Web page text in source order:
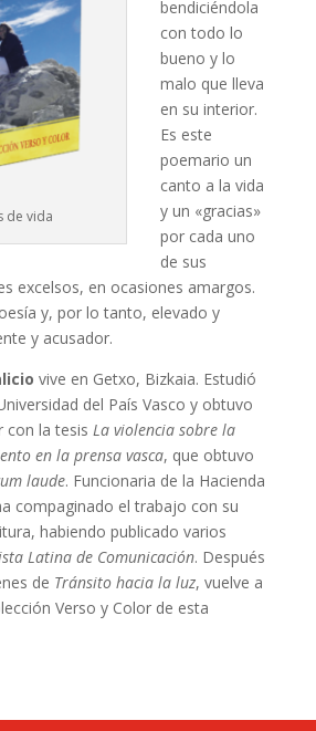
de vida
bendiciéndola
con todo lo
bueno y lo
malo que lleva
en su interior.
Es este
poemario un
canto a la vida
y un «gracias»
por cada uno
de sus
excelsos, en ocasiones amargos.
y, por lo tanto, elevado y
y acusador.
vive en Getxo, Bizkaia. Estudió
del País Vasco y obtuvo
con la tesis La violencia sobre la
en la prensa vasca, que obtuvo
laude. Funcionaria de la Hacienda
compaginado el trabajo con su
habiendo publicado varios
Latina de Comunicación. Después
de Tránsito hacia la luz, vuelve a
Verso y Color de esta